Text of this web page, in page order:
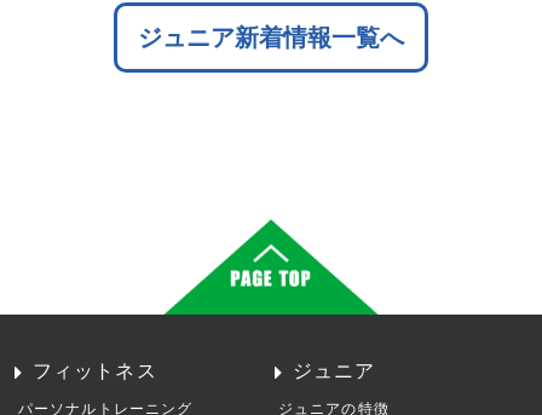
ジュニア新着情報一覧へ
フィットネス
パーソナルトレーニング
ジュニア
ジュニアの特徴